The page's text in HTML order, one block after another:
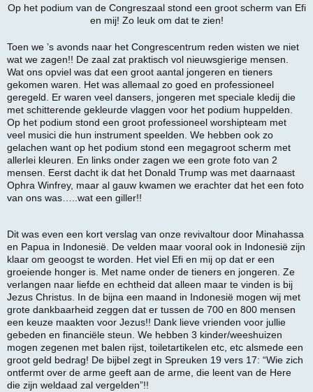
Op het podium van de Congreszaal stond een groot scherm van Efi
en mij! Zo leuk om dat te zien!
Toen we ’s avonds naar het Congrescentrum reden wisten we niet
wat we zagen!! De zaal zat praktisch vol nieuwsgierige mensen.
Wat ons opviel was dat een groot aantal jongeren en tieners
gekomen waren. Het was allemaal zo goed en professioneel
geregeld. Er waren veel dansers, jongeren met speciale kledij die
met schitterende gekleurde vlaggen voor het podium huppelden.
Op het podium stond een groot professioneel worshipteam met
veel musici die hun instrument speelden. We hebben ook zo
gelachen want op het podium stond een megagroot scherm met
allerlei kleuren. En links onder zagen we een grote foto van 2
mensen. Eerst dacht ik dat het Donald Trump was met daarnaast
Ophra Winfrey, maar al gauw kwamen we erachter dat het een foto
van ons was…..wat een giller!!
Dit was even een kort verslag van onze revivaltour door Minahassa
en Papua in Indonesië. De velden maar vooral ook in Indonesië zijn
klaar om geoogst te worden. Het viel Efi en mij op dat er een
groeiende honger is. Met name onder de tieners en jongeren. Ze
verlangen naar liefde en echtheid dat alleen maar te vinden is bij
Jezus Christus. In de bijna een maand in Indonesië mogen wij met
grote dankbaarheid zeggen dat er tussen de 700 en 800 mensen
een keuze maakten voor Jezus!! Dank lieve vrienden voor jullie
gebeden en financiële steun. We hebben 3 kinder/weeshuizen
mogen zegenen met balen rijst, toiletartikelen etc, etc alsmede een
groot geld bedrag! De bijbel zegt in Spreuken 19 vers 17: “Wie zich
ontfermt over de arme geeft aan de arme, die leent van de Here
die zijn weldaad zal vergelden”!!